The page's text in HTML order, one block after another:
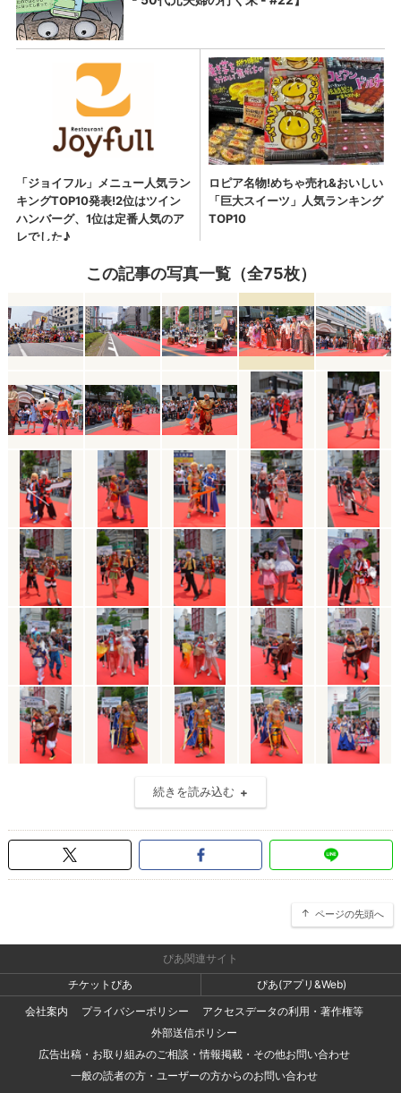
この記事の写真一覧（全75枚）
続きを読み込む
ページの先頭へ
ぴあ関連サイト
チケットぴあ
ぴあ(アプリ&Web)
会社案内
プライバシーポリシー
アクセスデータの利用・著作権等
外部送信ポリシー
広告出稿・お取り組みのご相談・情報掲載・その他お問い合わせ
一般の読者の方・ユーザーの方からのお問い合わせ